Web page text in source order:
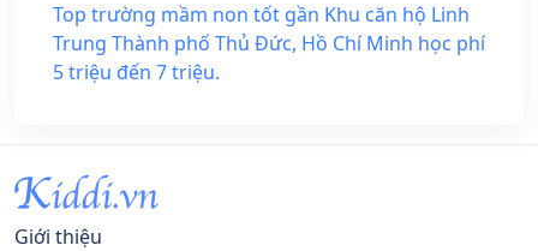
Top trường mầm non tốt gần Khu căn hộ Linh
Trung Thành phố Thủ Đức, Hồ Chí Minh học phí
5 triệu đến 7 triệu.
Giới thiệu